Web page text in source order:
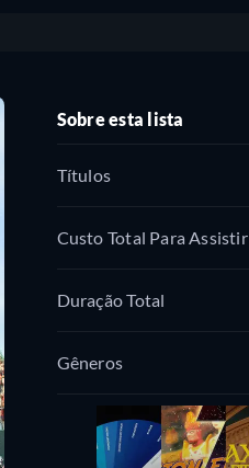
Sobre esta lista
Títulos
Custo Total Para Assistir
Duração Total
Gêneros